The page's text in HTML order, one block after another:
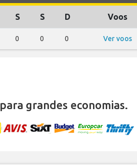
S S D Voos
0 0 0 Ver voos
para grandes economias.